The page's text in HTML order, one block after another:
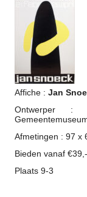
Affiche : Jan
Ontwerper :
Afmetingen : 97 x
Bieden vanaf
Plaats 9-3